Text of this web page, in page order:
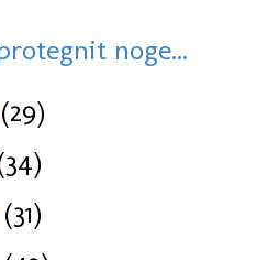
noge...
(29)
(31)